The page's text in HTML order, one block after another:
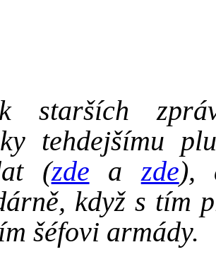
starších
tehdejšímu
(zde azde),
když s tím
šéfovi armády.